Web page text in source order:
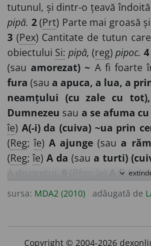
tutunul, și dintr-o țeavă
pipă. 2(Prt) Parte mai groasă
3 (Pex) Cantitate de tutun
obiectului Si: pipă, (reg)pipoc. 4
(sauamorezat) ~ A fi foarte
fura (sau a apuca, a lua, a
neamțului (cu zale cu
Dumnezeu sau a se afuma
îe) A(-i) da (cuiva) ~ua prin
(Reg;îe)A ajunge (saua
(Reg;îe) A da (sau a turti)
A fi (sau
A se îmbăta foarte tare.
10( Pfm
expand_more
sursa: MDA2 (2010) adăugată de
Copyright © 2004-2026